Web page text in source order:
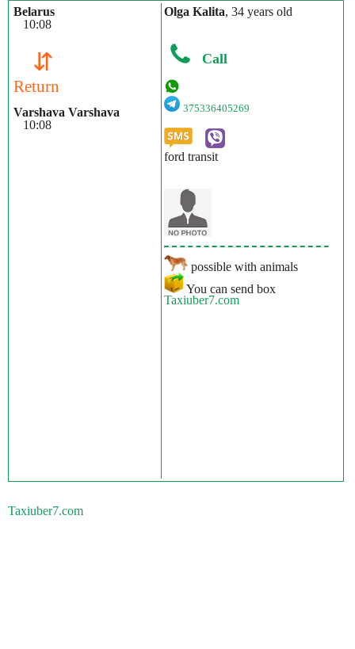
Belarus
10:08
⇵
Return
Varshava Varshava
10:08
Olga Kalita, 34 years old
Call
375336405269
ford transit
possible with animals
You can send box
Taxiuber7.com
Taxiuber7.com